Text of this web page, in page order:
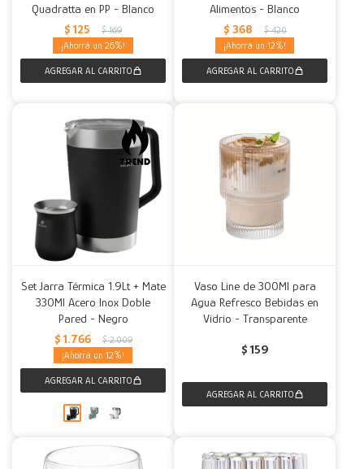
Quadratta en PP - Blanco
$ 125 $ 169
26
Alimentos - Blanco
$ 368 $ 420
12
Set Jarra Térmica 1.9Lt + Mate
330Ml Acero Inox Doble
Pared - Negro
$ 1.766 $ 2.009
12
Vaso Line de 300Ml para
Agua Refresco Bebidas en
Vidrio - Transparente
$ 159